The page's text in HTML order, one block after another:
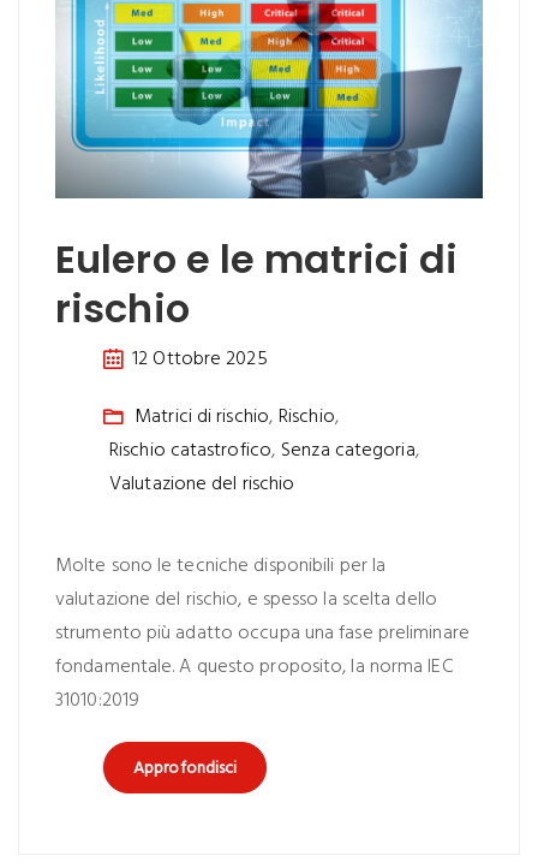
Eulero e le matrici di
rischio
12 Ottobre 2025
Matrici di rischio,Rischio,
Rischio catastrofico, Senza categoria,
Valutazione del rischio
Molte sono le tecniche disponibili per la
valutazione del rischio, e spesso la scelta dello
strumento più adatto occupa una fase preliminare
fondamentale. A questo proposito, la norma IEC
31010:2019
Approfondisci